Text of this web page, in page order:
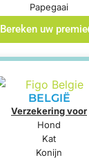
Papegaai
Bereken uw premie
BELGIË
Verzekering voor
Hond
Kat
Konijn